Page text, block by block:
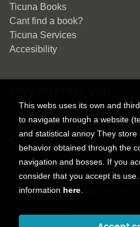
Ticuna Books
Cant find a book?
Ticuna Services
Accesibility
Contact
9150 Tahoma St.
+1 614-707-9934
contactus@ticunabooks.com
This webs uses its own and
to navigate through a website
and statistical annoy They
behavior obtained through the
navigation and bosses. If you
consider that you accept its
information here